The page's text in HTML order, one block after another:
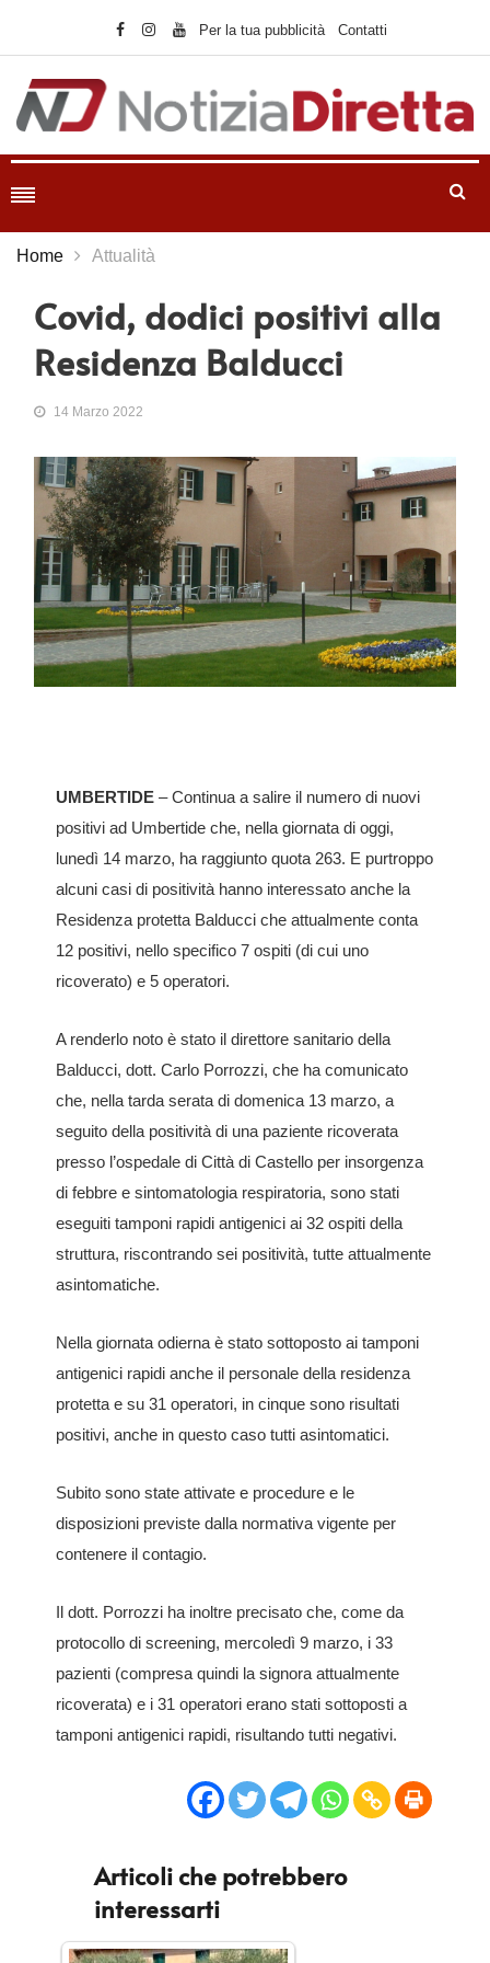
Per la tua pubblicità Contatti
Home Attualità
Covid, dodici positivi alla
Residenza Balducci
14 Marzo 2022
UMBERTIDE – Continua a salire il numero di nuovi
positivi ad Umbertide che, nella giornata di oggi,
lunedì 14 marzo, ha raggiunto quota 263. E purtroppo
alcuni casi di positività hanno interessato anche la
Residenza protetta Balducci che attualmente conta
12 positivi, nello specifico 7 ospiti (di cui uno
ricoverato) e 5 operatori.
A renderlo noto è stato il direttore sanitario della
Balducci, dott. Carlo Porrozzi, che ha comunicato
che, nella tarda serata di domenica 13 marzo, a
seguito della positività di una paziente ricoverata
presso l’ospedale di Città di Castello per insorgenza
di febbre e sintomatologia respiratoria, sono stati
eseguiti tamponi rapidi antigenici ai 32 ospiti della
struttura, riscontrando sei positività, tutte attualmente
asintomatiche.
Nella giornata odierna è stato sottoposto ai tamponi
antigenici rapidi anche il personale della residenza
protetta e su 31 operatori, in cinque sono risultati
positivi, anche in questo caso tutti asintomatici.
Subito sono state attivate e procedure e le
disposizioni previste dalla normativa vigente per
contenere il contagio.
Il dott. Porrozzi ha inoltre precisato che, come da
protocollo di screening, mercoledì 9 marzo, i 33
pazienti (compresa quindi la signora attualmente
ricoverata) e i 31 operatori erano stati sottoposti a
tamponi antigenici rapidi, risultando tutti negativi.
Articoli che potrebbero
interessarti